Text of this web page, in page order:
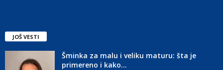
JOŠ VESTI
Šminka za malu i veliku maturu: šta je
primereno i kako...